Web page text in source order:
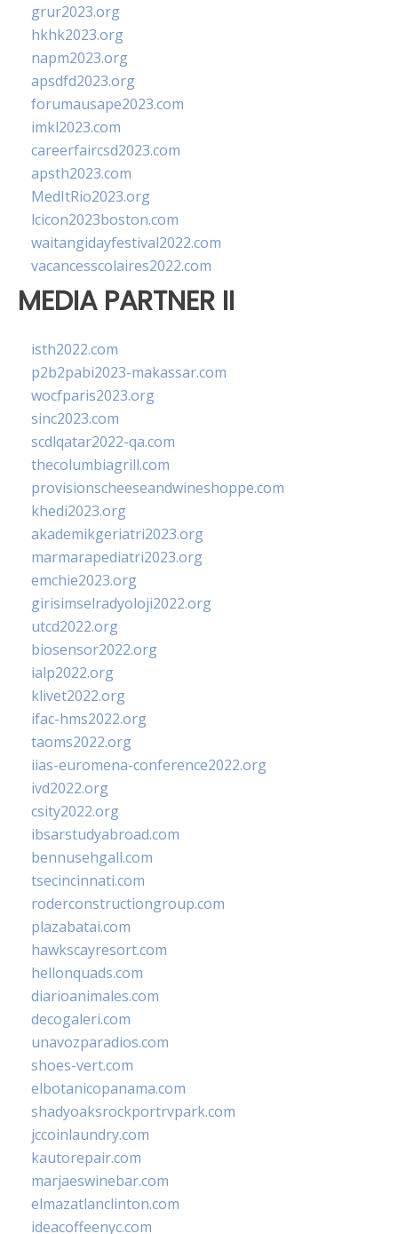
grur2023.org
hkhk2023.org
napm2023.org
apsdfd2023.org
forumausape2023.com
imkl2023.com
careerfaircsd2023.com
apsth2023.com
MedItRio2023.org
lcicon2023boston.com
waitangidayfestival2022.com
vacancesscolaires2022.com
MEDIA PARTNER II
isth2022.com
p2b2pabi2023-makassar.com
wocfparis2023.org
sinc2023.com
scdlqatar2022-qa.com
thecolumbiagrill.com
provisionscheeseandwineshoppe.com
khedi2023.org
akademikgeriatri2023.org
marmarapediatri2023.org
emchie2023.org
girisimselradyoloji2022.org
utcd2022.org
biosensor2022.org
ialp2022.org
klivet2022.org
ifac-hms2022.org
taoms2022.org
iias-euromena-conference2022.org
ivd2022.org
csity2022.org
ibsarstudyabroad.com
bennusehgall.com
tsecincinnati.com
roderconstructiongroup.com
plazabatai.com
hawkscayresort.com
hellonquads.com
diarioanimales.com
decogaleri.com
unavozparadios.com
shoes-vert.com
elbotanicopanama.com
shadyoaksrockportrvpark.com
jccoinlaundry.com
kautorepair.com
marjaeswinebar.com
elmazatlanclinton.com
ideacoffeenyc.com